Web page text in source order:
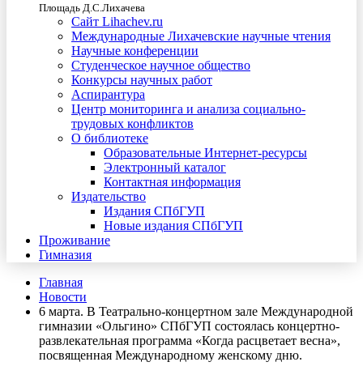
Площадь Д.С.Лихачева
Сайт Lihachev.ru
Международные Лихачевские научные чтения
Научные конференции
Студенческое научное общество
Конкурсы научных работ
Аспирантура
Центр мониторинга и анализа социально-
трудовых конфликтов
О библиотеке
Образовательные Интернет-ресурсы
Электронный каталог
Контактная информация
Издательство
Издания СПбГУП
Новые издания СПбГУП
Проживание
Гимназия
Главная
Новости
6 марта. В Театрально-концертном зале Международной
гимназии «Ольгино» СПбГУП состоялась концертно-
развлекательная программа «Когда расцветает весна»,
посвященная Международному женскому дню.